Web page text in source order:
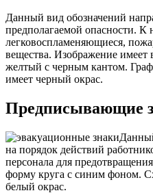
Данный вид обозначений
предполагаемой опасности. К
легковоспламеняющиеся,
вещества. Изображение имеет
желтый с черным кантом.
имеет черный окрас.
Предписывающие
на порядок действий
персонала для
форму круга с синим фоном.
белый окрас.